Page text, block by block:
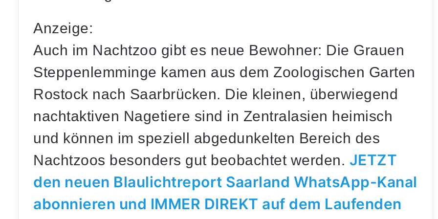
Anzeige:
Auch im Nachtzoo gibt es neue Bewohner: Die Grauen
Steppenlemminge kamen aus dem Zoologischen Garten
Rostock nach Saarbrücken. Die kleinen, überwiegend
nachtaktiven Nagetiere sind in Zentralasien heimisch
und können im speziell abgedunkelten Bereich des
Nachtzoos besonders gut beobachtet werden. JETZT
den neuen Blaulichtreport Saarland WhatsApp-Kanal
abonnieren und IMMER DIREKT auf dem Laufenden